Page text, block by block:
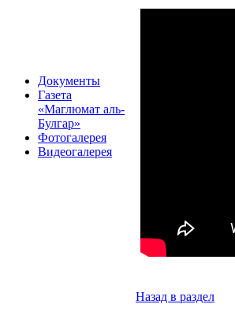
Документы
Газета
«Маглюмат аль-
Булгар»
Фотогалерея
Видеогалерея
Назад в раздел